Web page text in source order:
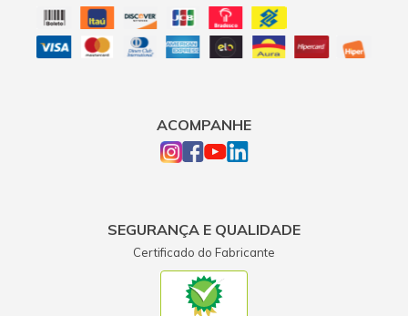
ACOMPANHE
SEGURANÇA E QUALIDADE
Certificado do Fabricante